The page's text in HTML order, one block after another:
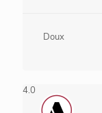
Doux
4.0